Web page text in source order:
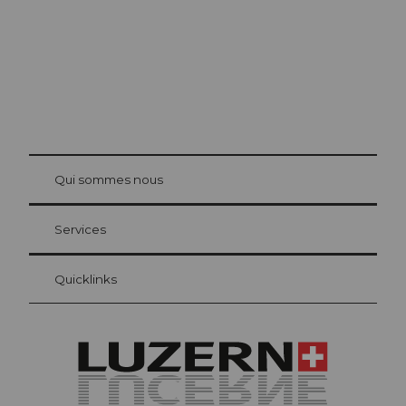
Carte d’hôte Lucerne
Vos avantages en tant qu'hôte pour la nuit
at Bre
Qui sommes nous
Services
Quicklinks